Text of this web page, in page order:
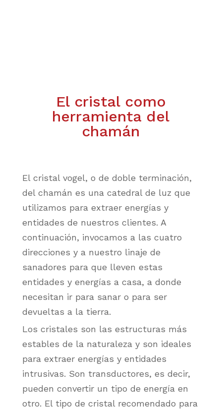
El cristal como
herramienta del
chamán
El cristal vogel, o de doble terminación,
del chamán es una catedral de luz que
utilizamos para extraer energías y
entidades de nuestros clientes. A
continuación, invocamos a las cuatro
direcciones y a nuestro linaje de
sanadores para que lleven estas
entidades y energías a casa, a donde
necesitan ir para sanar o para ser
devueltas a la tierra.
Los cristales son las estructuras más
estables de la naturaleza y son ideales
para extraer energías y entidades
intrusivas. Son transductores, es decir,
pueden convertir un tipo de energía en
otro. El tipo de cristal recomendado para